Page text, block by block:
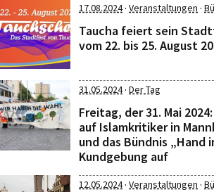
17.08.2024· Veranstaltungen ·
Taucha feiert sein
vom 22. bis 25. August
31.05.2024· Der Tag
Freitag, der 31. Mai
auf Islamkritiker in
und das Bündnis „Hand
Kundgebung auf
12.05.2024· Veranstaltungen ·